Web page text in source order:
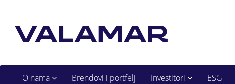
O nama Brendovi i portfelj Investitori ESG